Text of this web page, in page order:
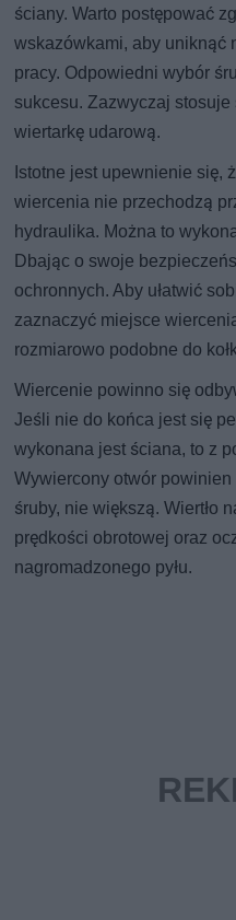
ściany. Warto postępować
wskazówkami, aby uniknąć
pracy. Odpowiedni wybór
sukcesu. Zazwyczaj stosuje
wiertarkę udarową.
Istotne jest upewnienie się,
wiercenia nie przechodzą
hydraulika. Można to
Dbając o swoje
ochronnych. Aby ułatwić
zaznaczyć miejsce
rozmiarowo podobne do
Wiercenie powinno się
Jeśli nie do końca jest się
wykonana jest ściana, to z
Wywiercony otwór powinien
śruby, nie większą. Wiertło
prędkości obrotowej oraz
nagromadzonego pyłu.